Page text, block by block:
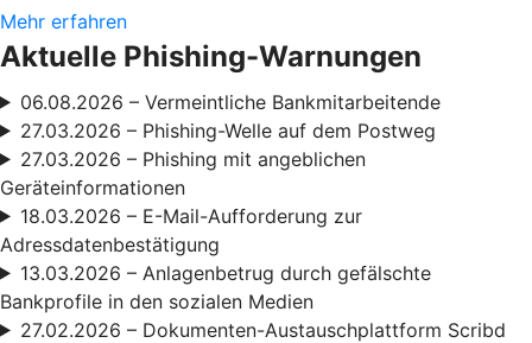
Mehr erfahren
Aktuelle Phishing-Warnungen
06.08.2026 – Vermeintliche Bankmitarbeitende
27.03.2026 – Phishing-Welle auf dem Postweg
27.03.2026 – Phishing mit angeblichen
Geräteinformationen
18.03.2026 – E-Mail-Aufforderung zur
Adressdatenbestätigung
13.03.2026 – Anlagenbetrug durch gefälschte
Bankprofile in den sozialen Medien
27.02.2026 – Dokumenten-Austauschplattform Scribd